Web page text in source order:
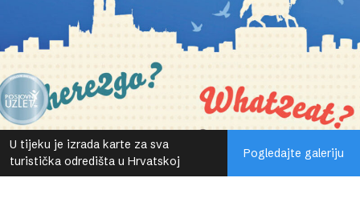
U tijeku je izrada karte za sva
turistička odredišta u Hrvatskoj
Pogledajte galeriju